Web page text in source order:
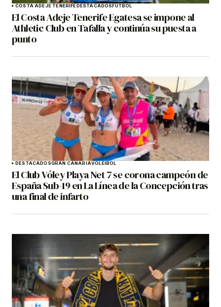
COSTA ADEJE TENERIFEDESTACADOSFÚTBOL
El Costa Adeje Tenerife Egatesa se impone al
Athletic Club en Tafalla y continúa su puesta a
punto
DESTACADOSGRAN CANARIAVOLEIBOL
El Club Vóley Playa Net 7 se corona campeón de
España Sub-19 en La Línea de la Concepción tras
una final de infarto